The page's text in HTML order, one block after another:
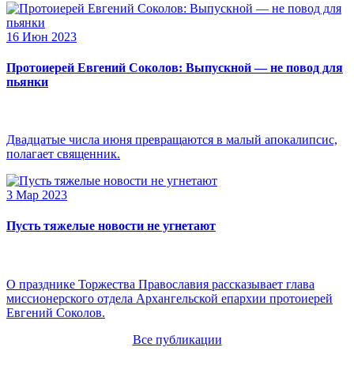
16 Июн 2023
Протоиерей Евгений Соколов: Выпускной — не повод для
пьянки
Двадцатые числа июня превращаются в малый апокалипсис,
полагает священник.
3 Мар 2023
Пусть тяжелые новости не угнетают
О празднике Торжества Православия рассказывает глава
миссионерского отдела Архангельской епархии протоиерей
Евгений Соколов.
Все публикации